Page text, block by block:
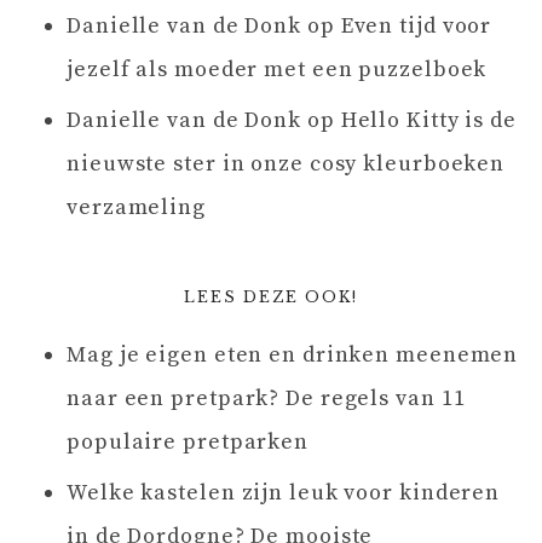
Danielle van de Donk op Even tijd voor
jezelf als moeder met een puzzelboek
Danielle van de Donk op Hello Kitty is de
nieuwste ster in onze cosy kleurboeken
verzameling
LEES DEZE OOK!
Mag je eigen eten en drinken meenemen
naar een pretpark? De regels van 11
populaire pretparken
Welke kastelen zijn leuk voor kinderen
in de Dordogne? De mooiste